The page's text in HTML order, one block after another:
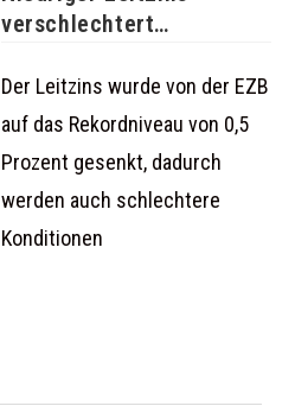
verschlechtert
Tagesgeld
Der Leitzins wurde von der EZB
auf das Rekordniveau von 0,5
Prozent gesenkt, dadurch
werden auch schlechtere
Konditionen